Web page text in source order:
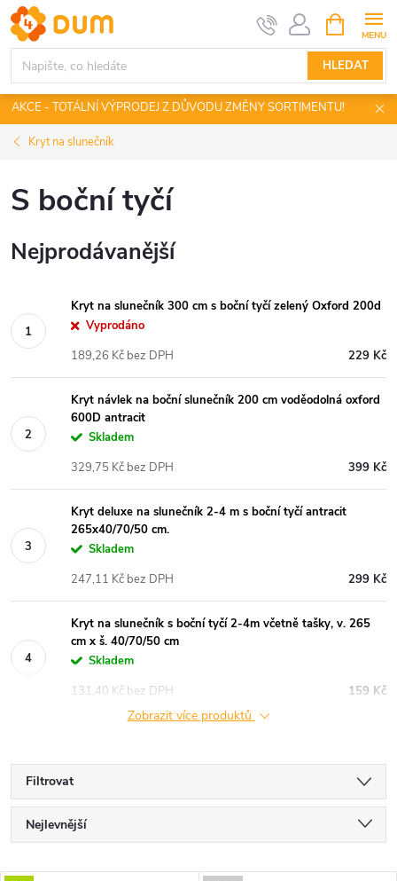
Přejít
na
obsah
HLEDAT
NÁKUPNÍ
KOŠÍK
AKCE - TOTÁLNÍ VÝPRODEJ Z DŮVODU ZMĚNY SORTIMENTU!
Kryt na slunečník
S boční tyčí
Nejprodávanější
Kryt na slunečník 300 cm s boční tyčí zelený Oxford 200d
Vyprodáno
229 Kč
189,26 Kč bez DPH
Kryt návlek na boční slunečník 200 cm voděodolná oxford
600D antracit
Skladem
399 Kč
329,75 Kč bez DPH
Kryt deluxe na slunečník 2-4 m s boční tyčí antracit
265x40/70/50 cm.
Skladem
299 Kč
247,11 Kč bez DPH
Kryt na slunečník s boční tyčí 2-4m včetně tašky, v. 265
cm x š. 40/70/50 cm
Skladem
159 Kč
131,40 Kč bez DPH
Zobrazit více produktů
Filtrovat
Ř
Nejlevnější